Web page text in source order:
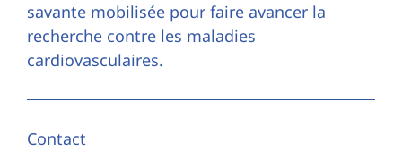
savante mobilisée pour faire avancer la
recherche contre les maladies
cardiovasculaires.
Contact